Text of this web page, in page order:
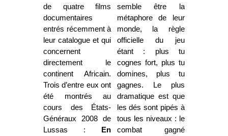
de quatre films
documentaires
entrés récemment à
leur catalogue et qui
concernent
directement le
continent Africain.
Trois d’entre eux ont
été montrés au
cours des États-
Généraux 2008 de
Lussas :
En
semble être la
métaphore de leur
monde, la règle
officielle du jeu
étant : plus tu
cognes fort, plus tu
domines, plus tu
gagnes. Le plus
dramatique est que
les dés sont pipés à
tous les niveaux : le
combat gagné